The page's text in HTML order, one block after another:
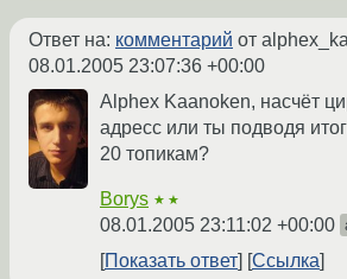
Ответ на: комментарий от
08.01.2005 23:07:36 +00:00
Alphex Kaanoken, насчёт
адресс или ты подводя
20 топикам?
Borys ★★
08.01.2005 23:11:02 +00:00
Показать ответ Ссылка